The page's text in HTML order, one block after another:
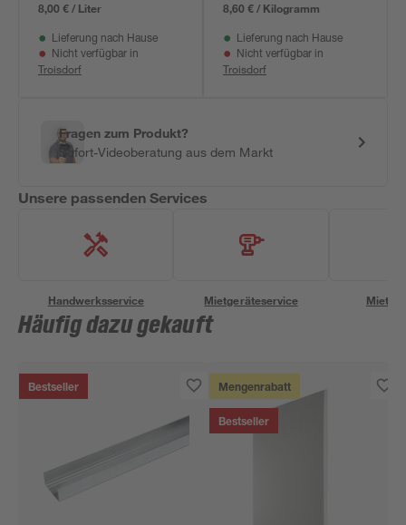
8,00 € / Liter
Lieferung nach Hause
Nicht verfügbar in
Troisdorf
8,60 € / Kilogramm
Lieferung nach Hause
Nicht verfügbar in
Troisdorf
Fragen zum Produkt?
Sofort-Videoberatung aus dem Markt
Unsere passenden Services
Handwerksservice Mietgeräteservice
Häufig dazu gekauft
Bestseller Mengenrabatt
Bestseller